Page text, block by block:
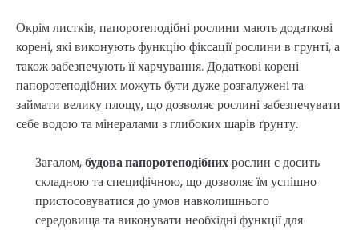
Окрім листків, папоротеподібні рослини мають додаткові
корені, які виконують функцію фіксації рослини в грунті, а
також забезпечують її харчування. Додаткові корені
папоротеподібних можуть бути дуже розгалужені та
займати велику площу, що дозволяє рослині забезпечувати
себе водою та мінералами з глибоких шарів ґрунту.
Загалом,будова папоротеподібнихрослин є досить
складною та специфічною, що дозволяє їм успішно
пристосовуватися до умов навколишнього
середовища та виконувати необхідні функції для